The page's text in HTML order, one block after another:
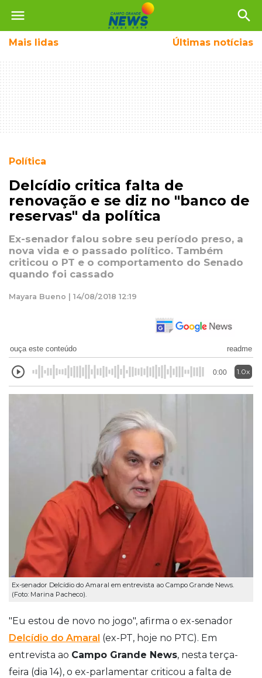
menu search
Mais lidas Últimas notícias
Política
Delcídio critica falta de
renovação e se diz no "banco de
reservas" da política
Ex-senador falou sobre seu período preso, a
nova vida e o passado político. Também
criticou o PT e o comportamento do Senado
quando foi cassado
Mayara Bueno | 14/08/2018 12:19
ouça este conteúdo readme
0:00 1.0x
Ex-senador Delcídio do Amaral em entrevista ao Campo Grande News.
(Foto: Marina Pacheco).
"Eu estou de novo no jogo", afirma o ex-senador
Delcídio do Amaral (ex-PT, hoje no PTC). Em
entrevista ao Campo Grande News, nesta terça-
feira (dia 14), o ex-parlamentar criticou a falta de